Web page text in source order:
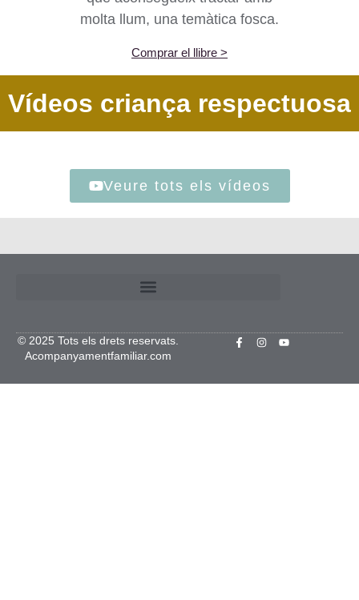
molta llum, una temàtica fosca.
Comprar el llibre >
Vídeos criança respectuosa
Veure tots els vídeos
© 2025 Tots els drets reservats.
Acompanyamentfamiliar.com